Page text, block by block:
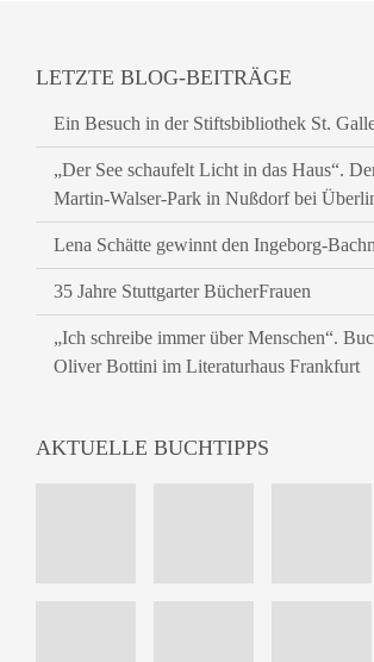
LETZTE BLOG-BEITRÄGE
Ein Besuch in der Stiftsbibliothek St.
„Der See schaufelt Licht in das Haus“.
Martin-Walser-Park in Nußdorf bei
Lena Schätte gewinnt den Ingeborg-
35 Jahre Stuttgarter BücherFrauen
„Ich schreibe immer über Menschen“.
Oliver Bottini im Literaturhaus Frankfurt
AKTUELLE BUCHTIPPS